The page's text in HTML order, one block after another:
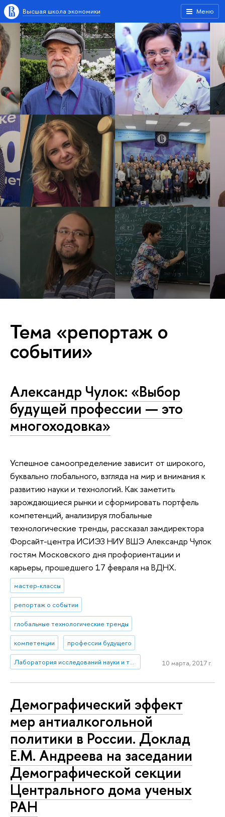
Меню
Высшая школа экономики
Тема «репортаж о
событии»
Александр Чулок: «Выбор
будущей профессии — это
многоходовка»
Успешное самоопределение зависит от широкого,
буквально глобального, взгляда на мир и внимания к
развитию науки и технологий. Как заметить
зарождающиеся рынки и сформировать портфель
компетенций, анализируя глобальные
технологические тренды, рассказал замдиректора
Форсайт-центра ИСИЭЗ НИУ ВШЭ Александр Чулок
гостям Московского дня профориентации и
карьеры, прошедшего 17 февраля на ВДНХ.
мастер-классы
репортаж о событии
глобальные технологические тренды
компетенции профессии будущего
Лаборатория исследований науки и технологий 10 марта, 2017 г.
Демографический эффект
мер антиалкогольной
политики в России. Доклад
Е.М. Андреева на заседании
Демографической секции
Центрального дома ученых
РАН